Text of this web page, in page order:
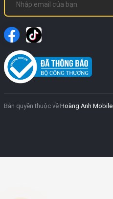
Bản quyền thuộc về Hoàng Anh Mobile